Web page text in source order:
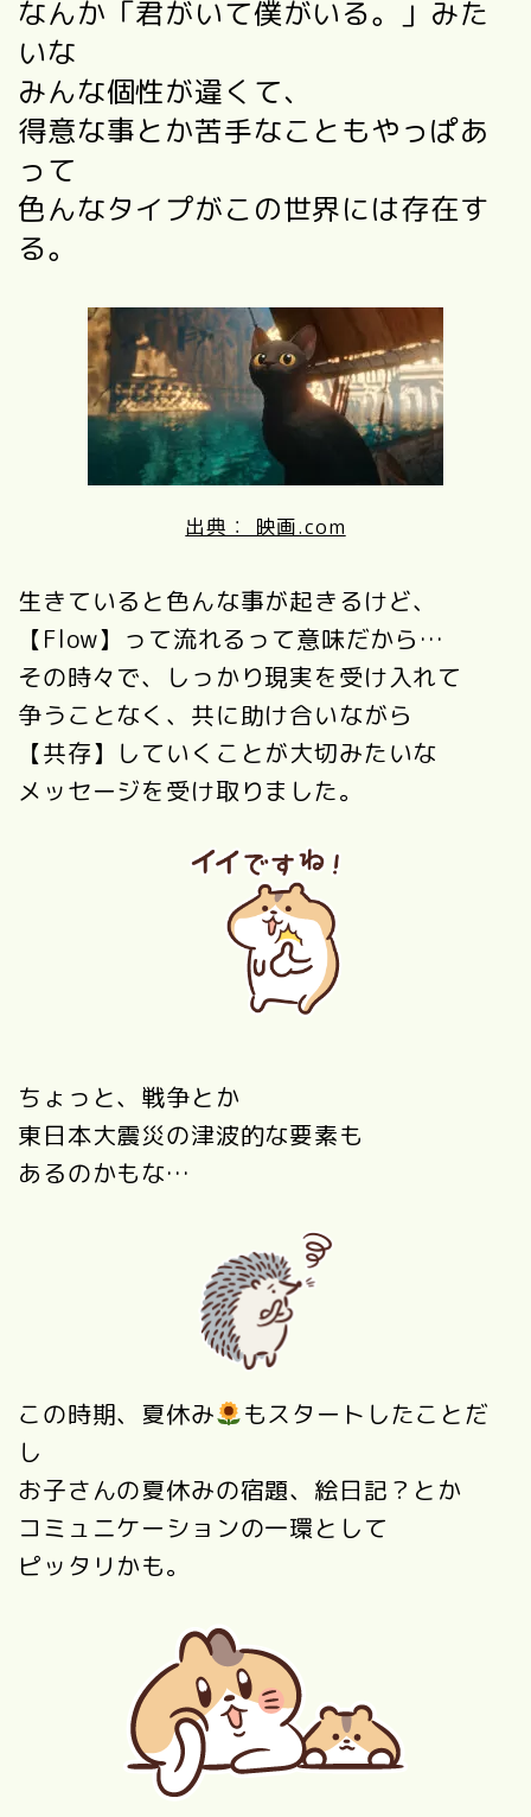
なんか「君がいて僕がいる。」みた
いな
みんな個性が違くて、
得意な事とか苦手なこともやっぱあ
って
色んなタイプがこの世界には存在す
る。
出典： 映画.com
生きていると色んな事が起きるけど、
【Flow】って流れるって意味だから…
その時々で、しっかり現実を受け入れて
争うことなく、共に助け合いながら
【共存】していくことが大切みたいな
メッセージを受け取りました。
ちょっと、戦争とか
東日本大震災の津波的な要素も
あるのかもな…
この時期、夏休み
もスタートしたことだ
し
お子さんの夏休みの宿題、絵日記？とか
コミュニケーションの一環として
ピッタリかも。